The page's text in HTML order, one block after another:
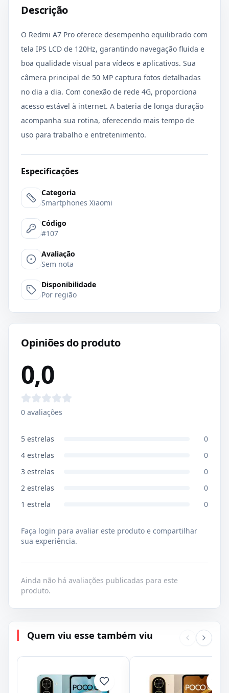
Descrição
O Redmi A7 Pro oferece desempenho equilibrado com
tela IPS LCD de 120Hz, garantindo navegação fluida e
boa qualidade visual para vídeos e aplicativos. Sua
câmera principal de 50 MP captura fotos detalhadas
no dia a dia. Com conexão de rede 4G, proporciona
acesso estável à internet. A bateria de longa duração
acompanha sua rotina, oferecendo mais tempo de
uso para trabalho e entretenimento.
Especificações
Categoria
Smartphones Xiaomi
Código
#107
Avaliação
Sem nota
Disponibilidade
Por região
Opiniões do produto
0,0
0 avaliações
5 estrelas
0
4 estrelas
0
3 estrelas
0
2 estrelas
0
1 estrela 0
Faça login para avaliar este produto e compartilhar
sua experiência.
Ainda não há avaliações publicadas para este
produto.
Quem viu esse também viu